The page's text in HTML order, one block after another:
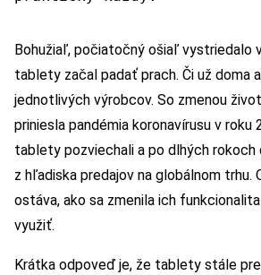
Bohužiaľ, počiatočný ošiaľ vystriedalo
tablety začal padať prach. Či už doma
jednotlivých výrobcov. So zmenou
priniesla pandémia koronavírusu v roku
tablety pozviechali a po dlhých rokoch
z hľadiska predajov na globálnom trhu.
ostáva, ako sa zmenila ich
využiť.
Krátka odpoveď je, že tablety stále